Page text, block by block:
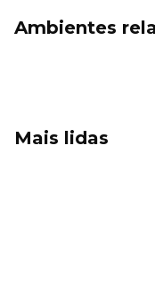
Ambientes
Mais lidas